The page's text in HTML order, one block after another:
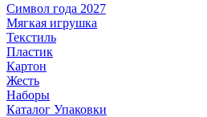
Символ года 2027
Мягкая игрушка
Текстиль
Пластик
Картон
Жесть
Наборы
Каталог Упаковки